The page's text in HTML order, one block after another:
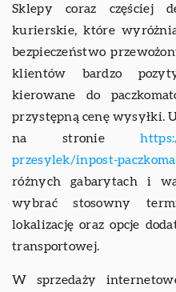
Sklepy coraz częściej
kurierskie, które
bezpieczeństwo
klientów bardzo
kierowane do
przystępną cenę wysyłki.
na stronie
przesylek/inpost-
różnych gabarytach i
wybrać stosowny
lokalizację oraz opcje
transportowej.
W sprzedaży